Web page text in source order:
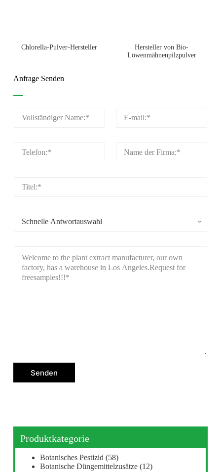
Chlorella-Pulver-Hersteller
Hersteller von Bio-
Löwenmähnenpilzpulver
Anfrage Senden
Senden
Produktkategorie
Botanisches Pestizid (58)
Botanische Düngemittelzusätze (12)